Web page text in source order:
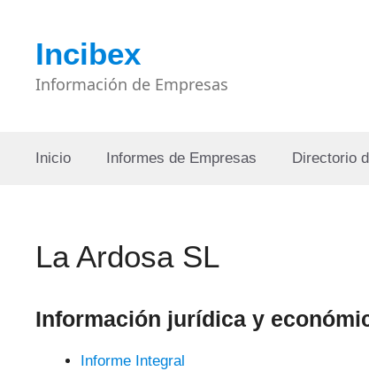
contenidoIncibex
Información de Empresas
Inicio Informes de Empresas Directorio
La Ardosa SL
Información jurídica y
Informe Integral